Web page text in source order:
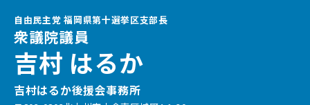
自由民主党 福岡県第十選挙区支部長
衆議院議員
吉村 はるか
吉村はるか後援会事務所